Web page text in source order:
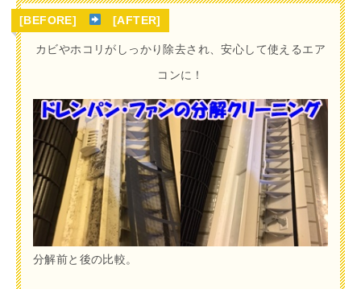
[BEFORE] [AFTER]
カビやホコリがしっかり除去され、安心して使えるエア
コンに！
分解前と後の比較。